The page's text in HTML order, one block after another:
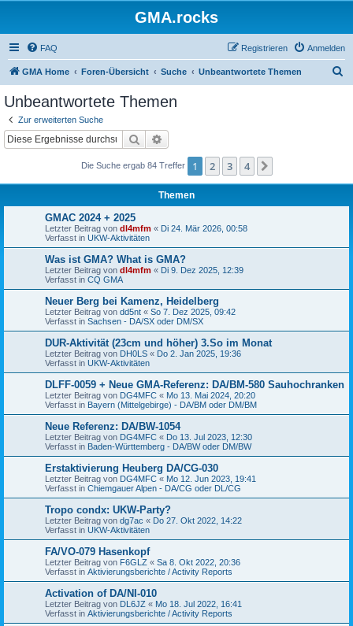
GMA.rocks
FAQ Anmelden
Registrieren
GMA Home Foren-Übersicht Suche Unbeantwortete Themen
Unbeantwortete Themen
Zur erweiterten Suche
Suche
Die Suche ergab 84 Treffer 1 2 3 4
Themen
GMAC 2024 + 2025
Letzter Beitrag von dl4mfm « Di 24. Mär 2026, 00:58
Verfasst in UKW-Aktivitäten
Was ist GMA? What is GMA?
Letzter Beitrag von dl4mfm « Di 9. Dez 2025, 12:39
Verfasst in CQ GMA
Neuer Berg bei Kamenz, Heidelberg
Letzter Beitrag von dd5nt « So 7. Dez 2025, 09:42
Verfasst in Sachsen - DA/SX oder DM/SX
DUR-Aktivität (23cm und höher) 3.So im Monat
Letzter Beitrag von DH0LS « Do 2. Jan 2025, 19:36
Verfasst in UKW-Aktivitäten
DLFF-0059 + Neue GMA-Referenz: DA/BM-580 Sauhochranken
Letzter Beitrag von DG4MFC « Mo 13. Mai 2024, 20:20
Verfasst in Bayern (Mittelgebirge) - DA/BM oder DM/BM
Neue Referenz: DA/BW-1054
Letzter Beitrag von DG4MFC « Do 13. Jul 2023, 12:30
Verfasst in Baden-Württemberg - DA/BW oder DM/BW
Erstaktivierung Heuberg DA/CG-030
Letzter Beitrag von DG4MFC « Mo 12. Jun 2023, 19:41
Verfasst in Chiemgauer Alpen - DA/CG oder DL/CG
Tropo condx: UKW-Party?
Letzter Beitrag von dg7ac « Do 27. Okt 2022, 14:22
Verfasst in UKW-Aktivitäten
FA/VO-079 Hasenkopf
Letzter Beitrag von F6GLZ « Sa 8. Okt 2022, 20:36
Verfasst in Aktivierungsberichte / Activity Reports
Activation of DA/NI-010
Letzter Beitrag von DL6JZ « Mo 18. Jul 2022, 16:41
Verfasst in Aktivierungsberichte / Activity Reports